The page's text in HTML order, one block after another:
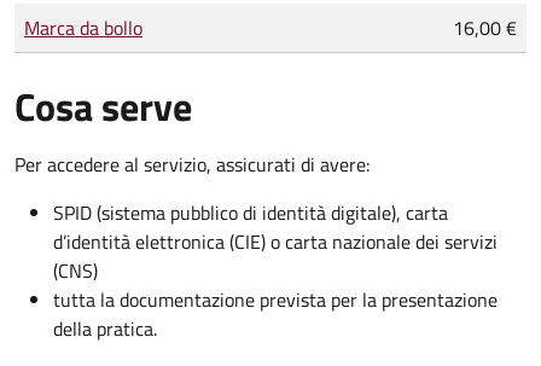
Tipo di pagamento
Importo
Marca da bollo 16,00 €
Cosa serve
Per accedere al servizio, assicurati di avere:
SPID (sistema pubblico di identità digitale), carta
d’identità elettronica (CIE) o carta nazionale dei servizi
(CNS)
tutta la documentazione prevista per la presentazione
della pratica.